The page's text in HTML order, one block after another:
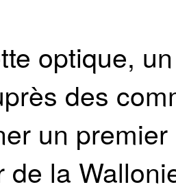
optique,
des
un
de la